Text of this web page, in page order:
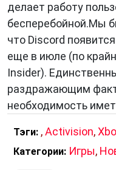
делает работу
бесперебойной.Мы
что Discord
еще в июле (по
Insider).
раздражающим
необходимость
Тэги: ,Activision,
Категории: Игры,